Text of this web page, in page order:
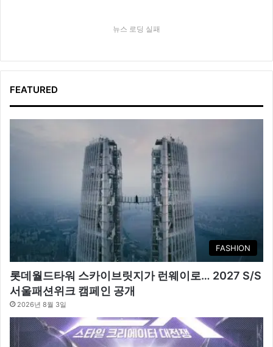
뉴스 로딩 실패
FEATURED
FASHION
롯데월드타워 스카이브릿지가 런웨이로… 2027 S/S
서울패션위크 캠페인 공개
2026년 8월 3일